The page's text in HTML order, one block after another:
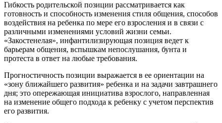
Гибкость родительской позиции рассматривается как
готовность и способность изменения стиля общения, способов
воздействия на ребенка по мере его взросления и в связи с
различными изменениями условий жизни семьи.
«Закостенелая», инфантилизирующая позиция ведет к
барьерам общения, вспышкам непослушания, бунта и
протеста в ответ на любые требования.
Прогностичность позиции выражается в ее ориентации на
«зону ближайшего развития» ребенка и на задачи завтрашнего
дня; это опережающая инициатива взрослого, направленная
на изменение общего подхода к ребенку с учетом перспектив
его развития.